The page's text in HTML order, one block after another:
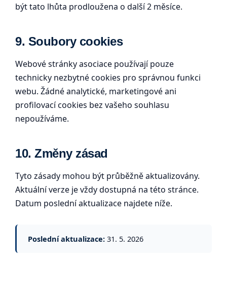
být tato lhůta prodloužena o další 2 měsíce.
9. Soubory cookies
Webové stránky asociace používají pouze
technicky nezbytné cookies pro správnou funkci
webu. Žádné analytické, marketingové ani
profilovací cookies bez vašeho souhlasu
nepoužíváme.
10. Změny zásad
Tyto zásady mohou být průběžně aktualizovány.
Aktuální verze je vždy dostupná na této stránce.
Datum poslední aktualizace najdete níže.
Poslední aktualizace: 31. 5. 2026